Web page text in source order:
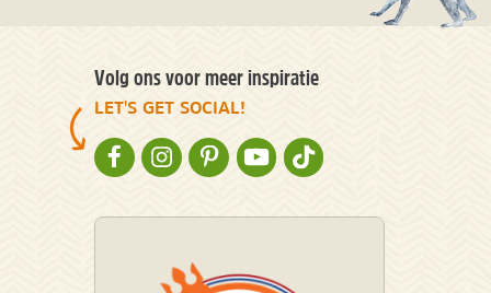
Volg ons voor meer inspiratie
LET'S GET SOCIAL!
NATURESCANNER OP FACEBOOK
NATURESCANNER OP INSTAGRAM
NATURESCANNER OP PINTEREST
NATURESCANNER OP YOUTUBE
NATURESCANNER OP